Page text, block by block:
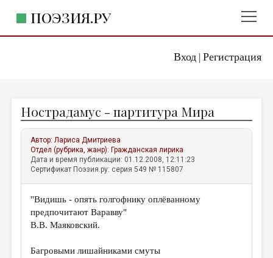
Вход| Регистрация
ПОЭЗИЯ.РУ
ЖАНРЫ
АВТОРЫ
КОММЕНТАРИИ
ЛИТСАЛОН
НОВОСТИ
ПРАВИЛА САЙТА
ОТДЕЛЫ И РУБРИКИ
Нострадамус - партитура Мира
Автор:Лариса Дмитриева
Отдел (рубрика, жанр): Гражданская лирика
Дата и время публикации: 01.12.2008, 12:11:23
Сертификат Поэзия.ру: серия 549 № 115807
"Видишь - опять голгофнику оплёванному
предпочитают Варавву"
В.В. Маяковский.
Багровыми лишайниками смуты